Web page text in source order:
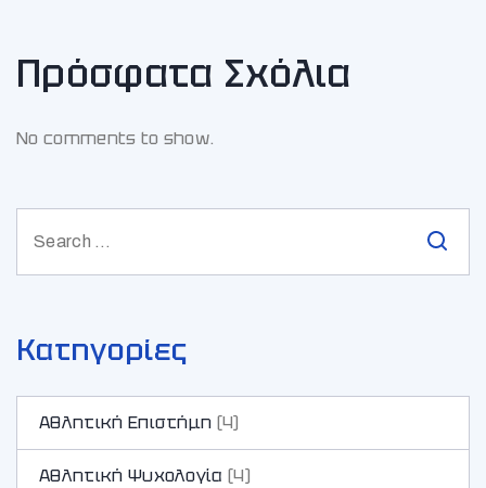
Πρόσφατα Σχόλια
No comments to show.
Κατηγορίες
Αθλητική Επιστήμη (4)
Αθλητική Ψυχολογία (4)